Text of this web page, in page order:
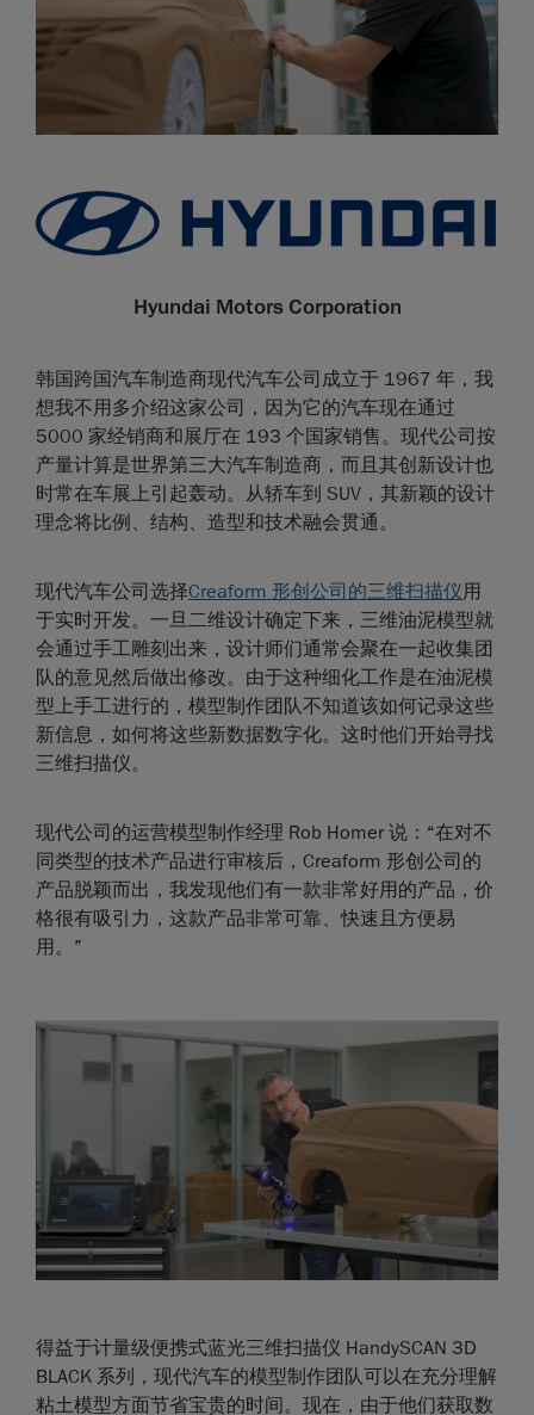
Hyundai Motors Corporation
韩国跨国汽车制造商现代汽车公司成立于 1967 年，我
想我不用多介绍这家公司，因为它的汽车现在通过
5000 家经销商和展厅在 193 个国家销售。现代公司按
产量计算是世界第三大汽车制造商，而且其创新设计也
时常在车展上引起轰动。从轿车到 SUV，其新颖的设计
理念将比例、结构、造型和技术融会贯通。
现代汽车公司选择Creaform 形创公司的三维扫描仪用
于实时开发。一旦二维设计确定下来，三维油泥模型就
会通过手工雕刻出来，设计师们通常会聚在一起收集团
队的意见然后做出修改。由于这种细化工作是在油泥模
型上手工进行的，模型制作团队不知道该如何记录这些
新信息，如何将这些新数据数字化。这时他们开始寻找
三维扫描仪。
现代公司的运营模型制作经理 Rob Homer 说：“在对不
同类型的技术产品进行审核后，Creaform 形创公司的
产品脱颖而出，我发现他们有一款非常好用的产品，价
格很有吸引力，这款产品非常可靠、快速且方便易
用。”
得益于计量级便携式蓝光三维扫描仪 HandySCAN 3D
BLACK 系列，现代汽车的模型制作团队可以在充分理解
粘土模型方面节省宝贵的时间。现在，由于他们获取数